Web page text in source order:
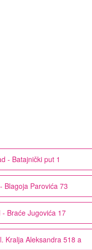
- Batajnički put 1
Blagoja Parovića 73
- Braće Jugovića 17
Kralja Aleksandra 518 a